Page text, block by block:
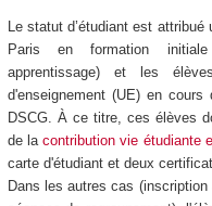
Le statut d’étudiant est
Paris en formation
apprentissage) et les
d'enseignement (UE) en
DSCG. À ce titre, ces élèves
de lacontribution vie étudiante
carte d'étudiant et deux
Dans les autres cas